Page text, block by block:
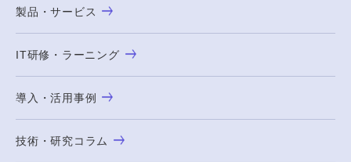
製品・サービス
IT研修・ラーニング
導入・活用事例
技術・研究コラム